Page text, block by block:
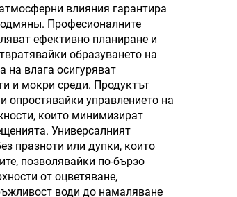
влияния гарантира
Професионалните
ефективно планиране и
образуването на
на влага осигуряват
и мокри среди. Продуктът
опростявайки управлението на
които минимизират
Универсалният
празноти или дупки, които
позволявайки по-бързо
от оцветяване,
води до намаляване